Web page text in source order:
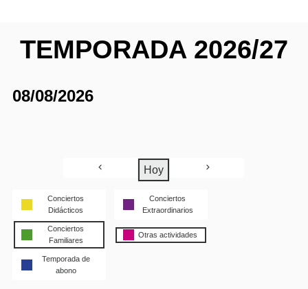
TEMPORADA 2026/27
08/08/2026
Hoy
Conciertos
Didácticos
Conciertos
Extraordinarios
Conciertos
Familiares
Otras actividades
Temporada de
abono